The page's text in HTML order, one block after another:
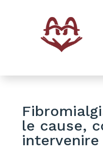
le cause,
intervenire